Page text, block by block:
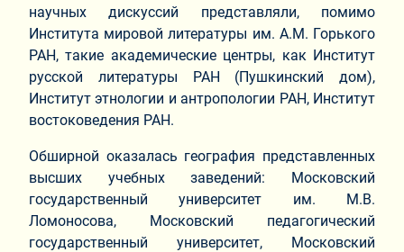
научных дискуссий представляли, помимо
Института мировой литературы им. А.М. Горького
РАН, такие академические центры, как Институт
русской литературы РАН (Пушкинский дом),
Институт этнологии и антропологии РАН, Институт
востоковедения РАН.
Обширной оказалась география представленных
высших учебных заведений: Московский
государственный университет им. М.В.
Ломоносова, Московский педагогический
государственный университет, Московский